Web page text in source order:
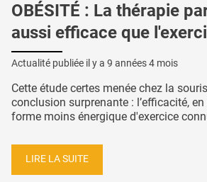
OBÉSITÉ : La thérapie
aussi efficace que
Actualité publiée il y a 9 années 4 mois
Cette étude certes menée chez la
conclusion surprenante : l’efficacité, en
forme moins énergique d'exercice
LIRE LA SUITE